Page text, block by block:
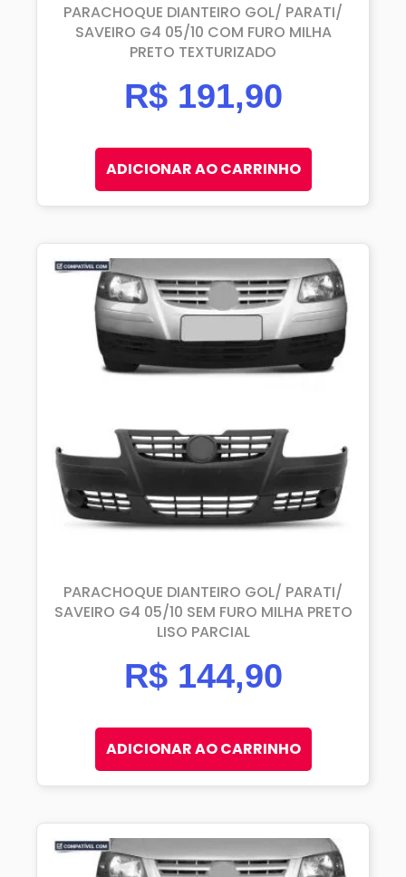
PARACHOQUE DIANTEIRO GOL/ PARATI/
SAVEIRO G4 05/10 COM FURO MILHA
PRETO TEXTURIZADO
R$191,90
ADICIONAR AO CARRINHO
PARACHOQUE DIANTEIRO GOL/ PARATI/
SAVEIRO G4 05/10 SEM FURO MILHA PRETO
LISO PARCIAL
R$144,90
ADICIONAR AO CARRINHO